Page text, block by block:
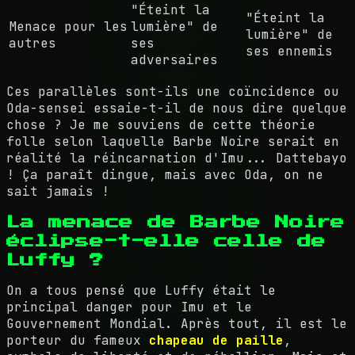
Menace pour les
autres
"Éteint la
lumière" de
ses
adversaires
"Éteint la
lumière" de
ses ennemis
Ces parallèles sont-ils une coïncidence ou
Oda-sensei essaie-t-il de nous dire quelque
chose ? Je me souviens de cette théorie
folle selon laquelle Barbe Noire serait en
réalité la réincarnation d'Imu... Dattebayo
! Ça paraît dingue, mais avec Oda, on ne
sait jamais !
La menace de Barbe Noire
éclipse-t-elle celle de
Luffy ?
On a tous pensé que Luffy était le
principal danger pour Imu et le
Gouvernement Mondial. Après tout, il est le
porteur du fameux chapeau de paille ,